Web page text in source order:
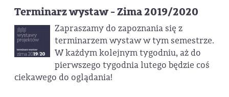
Terminarz wystaw - Zima 2019/2020
Zapraszamy do zapoznania się z
terminarzem wystaw w tym semestrze.
W każdym kolejnym tygodniu, aż do
pierwszego tygodnia lutego będzie coś
ciekawego do oglądania!